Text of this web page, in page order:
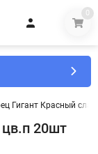
0
Гигант Красный
цв.п 20шт